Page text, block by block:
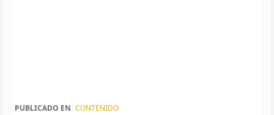
PUBLICADO EN CONTENIDO